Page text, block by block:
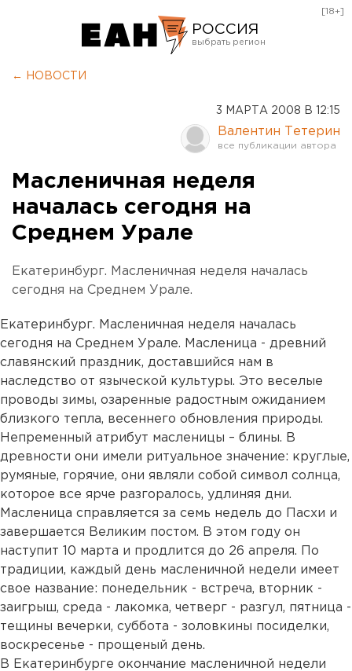
РОССИЯ
Курган
Оренбург
[18+]
← НОВОСТИ
3 МАРТА 2008 В 12:15
Валентин Тетерин
Масленичная неделя
началась сегодня на
Среднем Урале
Екатеринбург. Масленичная неделя началась
сегодня на Среднем Урале.
Екатеринбург. Масленичная неделя началась
сегодня на Среднем Урале. Масленица - древний
славянский праздник, доставшийся нам в
наследство от языческой культуры. Это веселые
проводы зимы, озаренные радостным ожиданием
близкого тепла, весеннего обновления природы.
Непременный атрибут масленицы – блины. В
древности они имели ритуальное значение: круглые,
румяные, горячие, они являли собой символ солнца,
которое все ярче разгоралось, удлиняя дни.
Масленица справляется за семь недель до Пасхи и
завершается Великим постом. В этом году он
наступит 10 марта и продлится до 26 апреля. По
традиции, каждый день масленичной недели имеет
свое название: понедельник - встреча, вторник -
заигрыш, среда - лакомка, четверг - разгул, пятница -
тещины вечерки, суббота - золовкины посиделки,
воскресенье - прощеный день.
В Екатеринбурге окончание масленичной недели